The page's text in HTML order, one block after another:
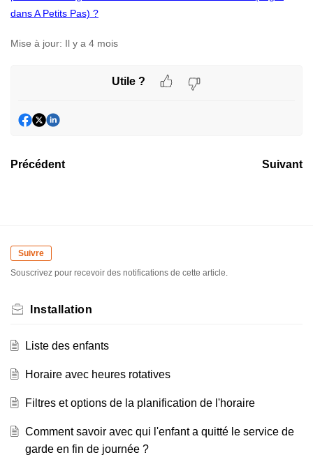
dans A Petits Pas) ?
Mise à jour: Il y a 4 mois
Utile ?
Précédent Suivant
Suivre
Souscrivez pour recevoir des notifications de cette article.
Installation
Liste des enfants
Horaire avec heures rotatives
Filtres et options de la planification de l'horaire
Comment savoir avec qui l'enfant a quitté le service de
garde en fin de journée ?